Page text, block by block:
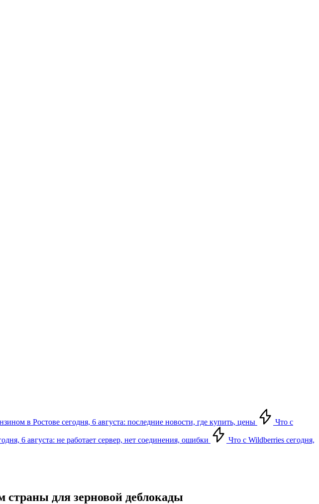
в Ростове сегодня, 6 августа: последние новости, где купить, цены Что с
6 августа: не работает сервер, нет соединения, ошибки
Что с Wildberries сегодня,
страны для зерновой деблокады